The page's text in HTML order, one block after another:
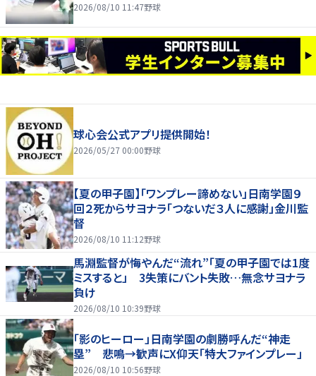
2026/08/10 11:47野球
球心会公式アプリ提供開始！
2026/05/27 00:00野球
【夏の甲子園】「ワンプレー諦めない」日南学園９
回２死からサヨナラ「つないだ３人に感謝」金川監
督
2026/08/10 11:12野球
馬淵監督が悔やんだ“流れ”「夏の甲子園では1度
ミスすると」 3失策にバント失敗…無念サヨナラ
負け
2026/08/10 10:39野球
「影のヒーロー」日南学園の劇勝呼んだ“神走
塁” 悲鳴→歓声にX仰天「特大ファインプレー」
2026/08/10 10:56野球